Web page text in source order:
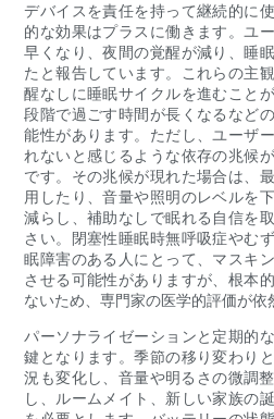
デバイスを責任を持って継続的に
的な効果はプラスに働きます。ユ
早くなり、夜間の覚醒が減り、睡
たと報告しています。これらの主
醒なしに睡眠サイクルを進むこと
段階で過ごす時間が長くなるなど
能性があります。ただし、ユーザ
れないと感じるような依存の兆候
です。その兆候が現れた場合は、
用したり、音量や照明のレベルを
減らし、補助なしで眠れる自信を
さい。閉塞性睡眠時無呼吸症やむ
眠障害のある人にとって、マスキ
させる可能性がありますが、根本
ないため、専門家の医学的評価が依
パーソナライゼーションと定期的
鍵となります。季節の移り変わり
況も変化し、音量や明るさの微調
し、ルームメイト、新しい家族の